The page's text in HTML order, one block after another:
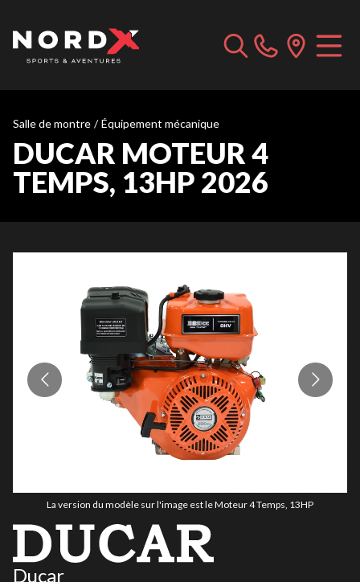
Salle de montre / Équipement mécanique
DUCAR MOTEUR 4
TEMPS, 13HP 2026
La version du modèle sur l'image est le Moteur 4 Temps, 13HP
Ducar